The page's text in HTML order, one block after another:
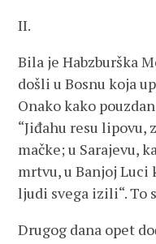
II.
Bila je Habzburška
došli u Bosnu koja
Onako kako
“Jiđahu resu lipovu,
mačke; u Sarajevu,
mrtvu, u Banjoj Luci
ljudi svega izili“. To
Drugog dana opet